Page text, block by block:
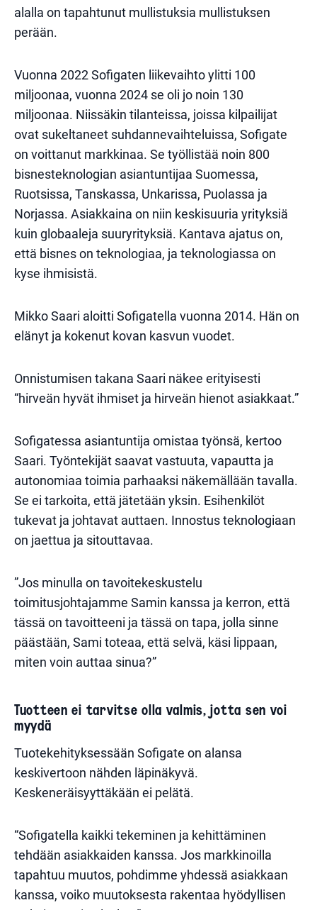
alalla on tapahtunut mullistuksia mullistuksen
perään.
Vuonna 2022 Sofigaten liikevaihto ylitti 100
miljoonaa, vuonna 2024 se oli jo noin 130
miljoonaa. Niissäkin tilanteissa, joissa kilpailijat
ovat sukeltaneet suhdannevaihteluissa, Sofigate
on voittanut markkinaa. Se työllistää noin 800
bisnesteknologian asiantuntijaa Suomessa,
Ruotsissa, Tanskassa, Unkarissa, Puolassa ja
Norjassa. Asiakkaina on niin keskisuuria yrityksiä
kuin globaaleja suuryrityksiä. Kantava ajatus on,
että bisnes on teknologiaa, ja teknologiassa on
kyse ihmisistä.
Mikko Saari aloitti Sofigatella vuonna 2014. Hän on
elänyt ja kokenut kovan kasvun vuodet.
Onnistumisen takana Saari näkee erityisesti
“hirveän hyvät ihmiset ja hirveän hienot asiakkaat.”
Sofigatessa asiantuntija omistaa työnsä, kertoo
Saari. Työntekijät saavat vastuuta, vapautta ja
autonomiaa toimia parhaaksi näkemällään tavalla.
Se ei tarkoita, että jätetään yksin. Esihenkilöt
tukevat ja johtavat auttaen. Innostus teknologiaan
on jaettua ja sitouttavaa.
”Jos minulla on tavoitekeskustelu
toimitusjohtajamme Samin kanssa ja kerron, että
tässä on tavoitteeni ja tässä on tapa, jolla sinne
päästään, Sami toteaa, että selvä, käsi lippaan,
miten voin auttaa sinua?”
Tuotteen ei tarvitse olla valmis, jotta sen voi
myydä
Tuotekehityksessään Sofigate on alansa
keskivertoon nähden läpinäkyvä.
Keskeneräisyyttäkään ei pelätä.
“Sofigatella kaikki tekeminen ja kehittäminen
tehdään asiakkaiden kanssa. Jos markkinoilla
tapahtuu muutos, pohdimme yhdessä asiakkaan
kanssa, voiko muutoksesta rakentaa hyödyllisen